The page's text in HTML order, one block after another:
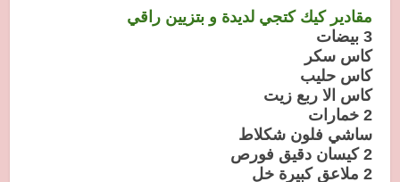
مقادير كيك كتجي لديدة و بتزيين راقي
3 بيضات
كاس سكر
كاس حليب
كاس الا ربع زيت
2 خمارات
ساشي فلون شكلاط
2 كيسان دقيق فورص
2 ملاعق كبيرة خل